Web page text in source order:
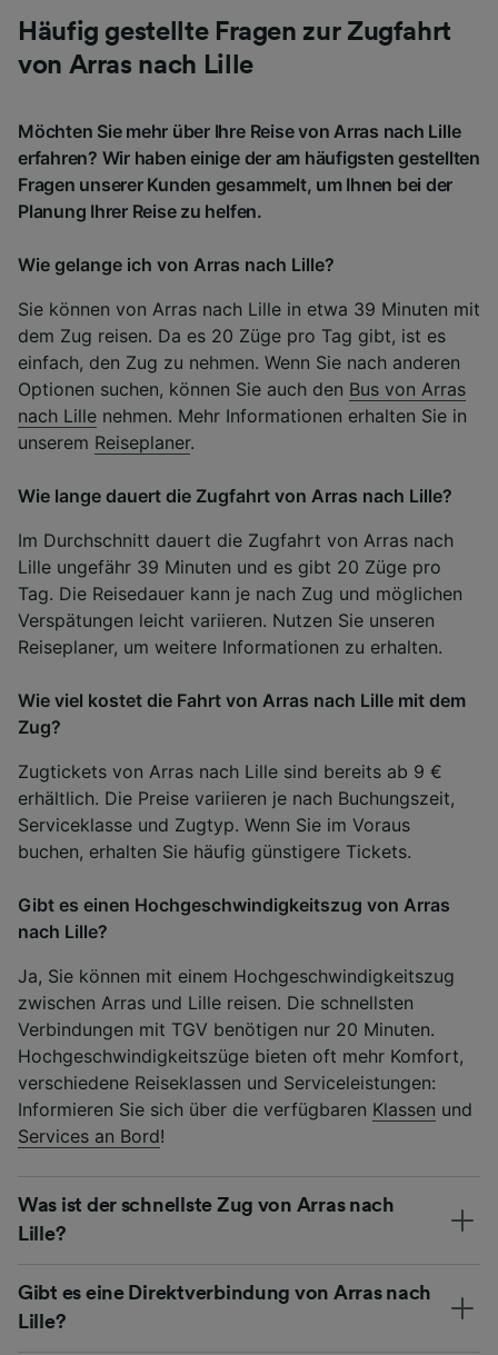
Häufig gestellte Fragen zur Zugfahrt
von Arras nach Lille
Möchten Sie mehr über Ihre Reise von Arras nach Lille
erfahren? Wir haben einige der am häufigsten gestellten
Fragen unserer Kunden gesammelt, um Ihnen bei der
Planung Ihrer Reise zu helfen.
Wie gelange ich von Arras nach Lille?
Sie können von Arras nach Lille in etwa 39 Minuten mit
dem Zug reisen. Da es 20 Züge pro Tag gibt, ist es
einfach, den Zug zu nehmen. Wenn Sie nach anderen
Optionen suchen, können Sie auch den Bus von Arras
nach Lille nehmen. Mehr Informationen erhalten Sie in
unserem Reiseplaner.
Wie lange dauert die Zugfahrt von Arras nach Lille?
Im Durchschnitt dauert die Zugfahrt von Arras nach
Lille ungefähr 39 Minuten und es gibt 20 Züge pro
Tag. Die Reisedauer kann je nach Zug und möglichen
Verspätungen leicht variieren. Nutzen Sie unseren
Reiseplaner, um weitere Informationen zu erhalten.
Wie viel kostet die Fahrt von Arras nach Lille mit dem
Zug?
Zugtickets von Arras nach Lille sind bereits ab 9 €
erhältlich. Die Preise variieren je nach Buchungszeit,
Serviceklasse und Zugtyp. Wenn Sie im Voraus
buchen, erhalten Sie häufig günstigere Tickets.
Gibt es einen Hochgeschwindigkeitszug von Arras
nach Lille?
Ja, Sie können mit einem Hochgeschwindigkeitszug
zwischen Arras und Lille reisen. Die schnellsten
Verbindungen mit TGV benötigen nur 20 Minuten.
Hochgeschwindigkeitszüge bieten oft mehr Komfort,
verschiedene Reiseklassen und Serviceleistungen:
Informieren Sie sich über die verfügbaren Klassen und
Services an Bord!
Was ist der schnellste Zug von Arras nach
Lille?
Gibt es eine Direktverbindung von Arras nach
Lille?